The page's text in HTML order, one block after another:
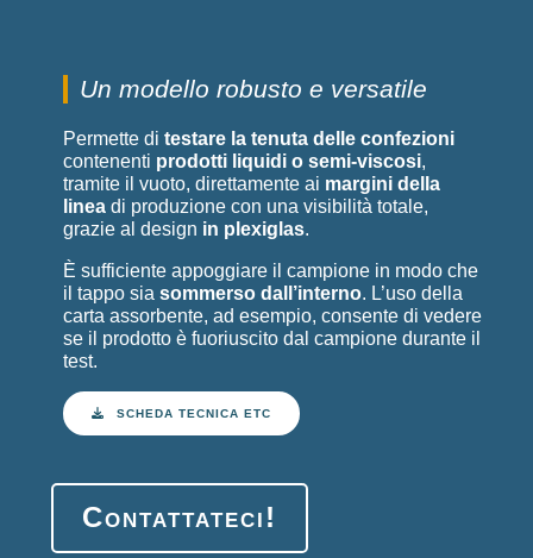
Un modello robusto e versatile
Permette di testare la tenuta delle confezioni
contenenti prodotti liquidi o semi-viscosi,
tramite il vuoto, direttamente ai margini della
lineadi produzione con una visibilità totale,
grazie al design in plexiglas.
È sufficiente appoggiare il campione in modo che
il tappo sia sommerso dall’interno. L’uso della
carta assorbente, ad esempio, consente di vedere
se il prodotto è fuoriuscito dal campione durante il
test.
SCHEDA TECNICA ETC
Contattateci!